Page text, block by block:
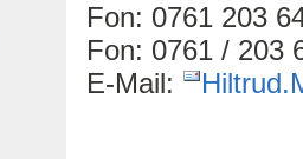
Fon: 0761 203
Fon: 0761 / 203
E-Mail: